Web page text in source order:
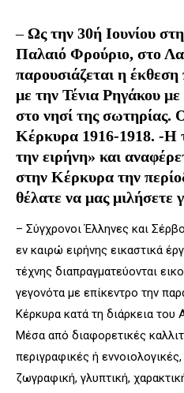
– Ως την 30ή Ιουνίου
Παλαιό Φρούριο, στο
παρουσιάζεται η έκθεση
με την Τένια Ρηγάκου
στο νησί της σωτηρίας.
Κέρκυρα 1916-1918. -Η
την ειρήνη» και
στην Κέρκυρα την
θέλατε να μας μιλήσετε
– Σύγχρονοι Έλληνες και
εν καιρώ ειρήνης εικαστικά
τέχνης διαπραγματεύονται
γεγονότα με επίκεντρο την
Κέρκυρα κατά τη διάρκεια του
Μέσα από διαφορετικές
περιγραφικές ή
ζωγραφική, γλυπτική,